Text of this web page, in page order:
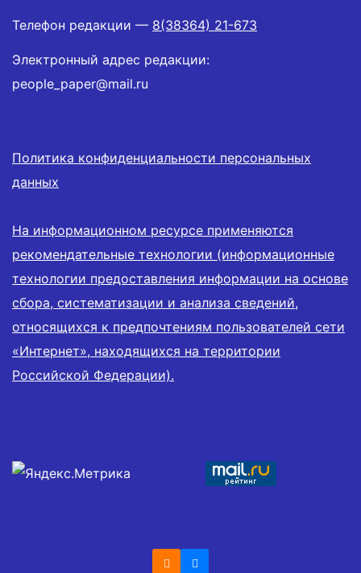
Телефон редакции — 8(38364) 21-673
Электронный адрес редакции:
people_paper@mail.ru
Политика конфиденциальности персональных
данных
На информационном ресурсе применяются
рекомендательные технологии (информационные
технологии предоставления информации на основе
сбора, систематизации и анализа сведений,
относящихся к предпочтениям пользователей сети
«Интернет», находящихся на территории
Российской Федерации).